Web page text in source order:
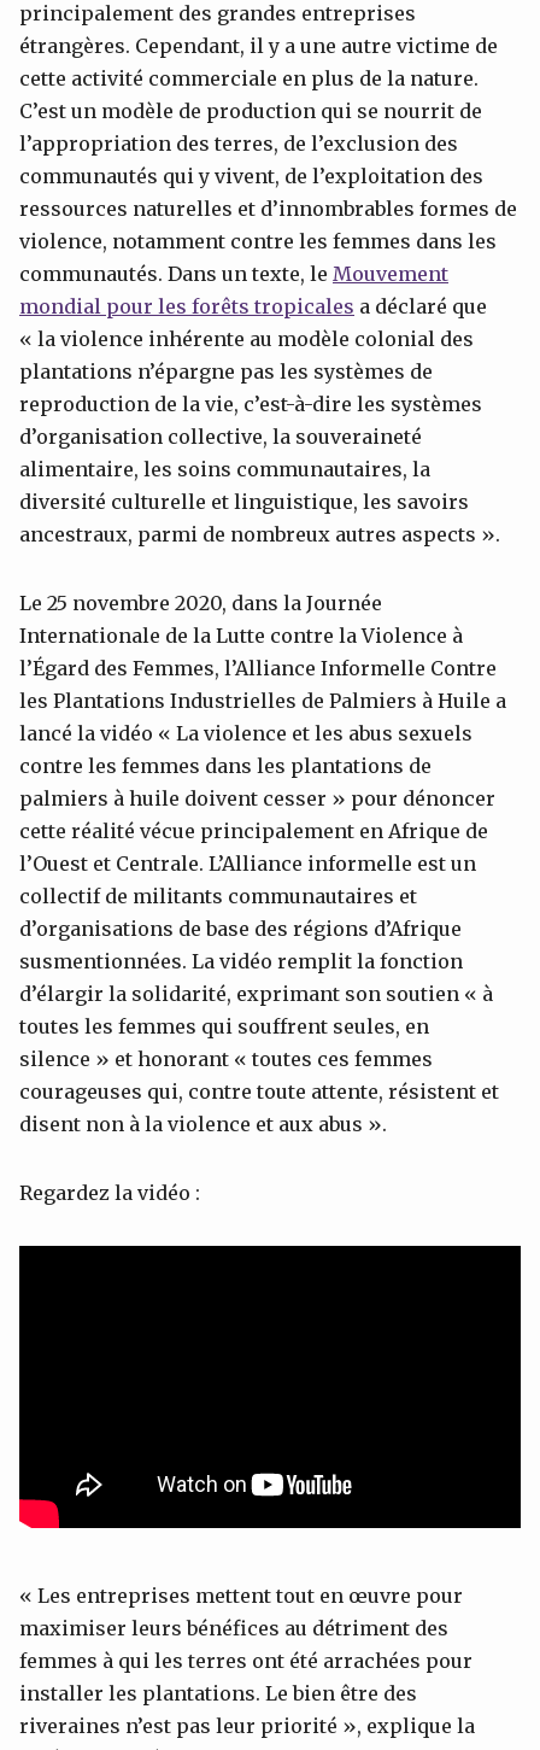
principalement des grandes entreprises
étrangères. Cependant, il y a une autre victime de
cette activité commerciale en plus de la nature.
C’est un modèle de production qui se nourrit de
l’appropriation des terres, de l’exclusion des
communautés qui y vivent, de l’exploitation des
ressources naturelles et d’innombrables formes de
violence, notamment contre les femmes dans les
communautés. Dans un texte, le Mouvement
mondial pour les forêts tropicales a déclaré que
« la violence inhérente au modèle colonial des
plantations n’épargne pas les systèmes de
reproduction de la vie, c’est-à-dire les systèmes
d’organisation collective, la souveraineté
alimentaire, les soins communautaires, la
diversité culturelle et linguistique, les savoirs
ancestraux, parmi de nombreux autres aspects ».
Le 25 novembre 2020, dans la Journée
Internationale de la Lutte contre la Violence à
l’Égard des Femmes, l’Alliance Informelle Contre
les Plantations Industrielles de Palmiers à Huile a
lancé la vidéo « La violence et les abus sexuels
contre les femmes dans les plantations de
palmiers à huile doivent cesser » pour dénoncer
cette réalité vécue principalement en Afrique de
l’Ouest et Centrale. L’Alliance informelle est un
collectif de militants communautaires et
d’organisations de base des régions d’Afrique
susmentionnées. La vidéo remplit la fonction
d’élargir la solidarité, exprimant son soutien « à
toutes les femmes qui souffrent seules, en
silence » et honorant « toutes ces femmes
courageuses qui, contre toute attente, résistent et
disent non à la violence et aux abus ».
Regardez la vidéo :
« Les entreprises mettent tout en œuvre pour
maximiser leurs bénéfices au détriment des
femmes à qui les terres ont été arrachées pour
installer les plantations. Le bien être des
riveraines n’est pas leur priorité », explique la